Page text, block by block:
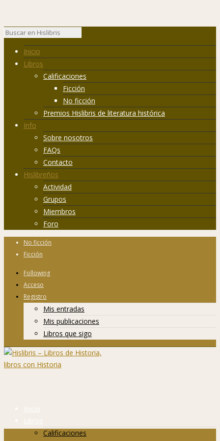
Inicio
Libros
Calificaciones
Ficción
No ficción
Premios Hislibris de literatura histórica
Info
Sobre nosotros
FAQs
Contacto
Hislibreños
Actividad
Grupos
Miembros
Foro
No ficción
Ficción
Following
Acceso
Registro
Mis entradas
Mis publicaciones
Libros que sigo
Inicio
Libros
Calificaciones